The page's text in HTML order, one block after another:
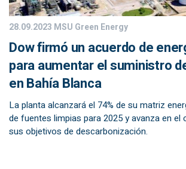
28.09.2023 MSU Green Energy
Dow firmó un acuerdo de
para aumentar el suministro
en Bahía Blanca
La planta alcanzará el 74% de su matriz
de fuentes limpias para 2025 y avanza en el
sus objetivos de descarbonización.